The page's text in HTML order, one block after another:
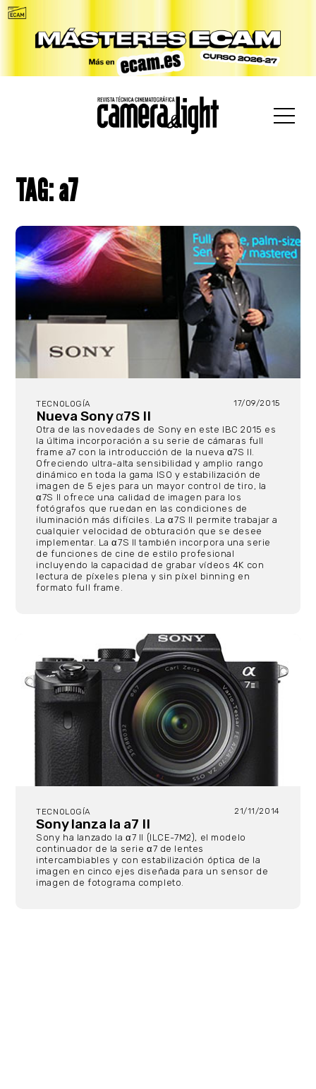
TAG: a7
TECNOLOGÍA 17/09/2015
Nueva Sony α7S II
Otra de las novedades de Sony en este IBC 2015 es
la última incorporación a su serie de cámaras full
frame a7 con la introducción de la nueva α7S II.
Ofreciendo ultra-alta sensibilidad y amplio rango
dinámico en toda la gama ISO y estabilización de
imagen de 5 ejes para un mayor control de tiro, la
α7S II ofrece una calidad de imagen para los
fotógrafos que ruedan en las condiciones de
iluminación más difíciles. La α7S II permite trabajar a
cualquier velocidad de obturación que se desee
implementar. La α7S II también incorpora una serie
de funciones de cine de estilo profesional
incluyendo la capacidad de grabar vídeos 4K con
lectura de píxeles plena y sin píxel binning en
formato full frame.
TECNOLOGÍA 21/11/2014
Sony lanza la a7 II
Sony ha lanzado la α7 II (ILCE-7M2), el modelo
continuador de la serie α7 de lentes
intercambiables y con estabilización óptica de la
imagen en cinco ejes diseñada para un sensor de
imagen de fotograma completo.